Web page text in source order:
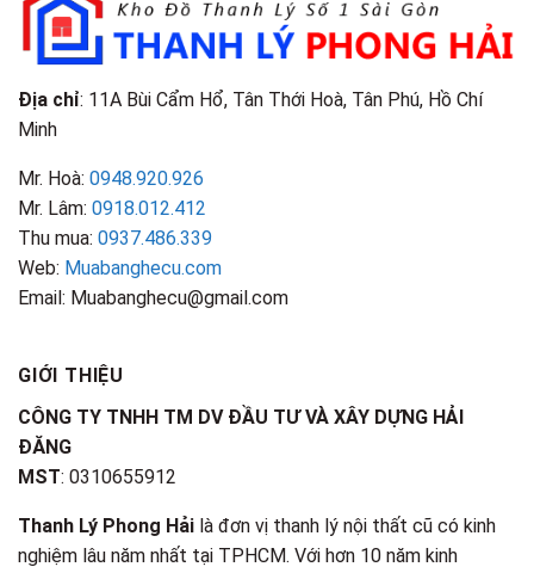
Điểm
Nhận
Biết
Địa chỉ: 11A Bùi Cẩm Hổ, Tân Thới Hoà, Tân Phú, Hồ Chí
Minh
Mr. Hoà: 0948.920.926
Mr. Lâm: 0918.012.412
Thu mua: 0937.486.339
Web: Muabanghecu.com
Email: Muabanghecu@gmail.com
GIỚI THIỆU
CÔNG TY TNHH TM DV ĐẦU TƯ VÀ XÂY DỰNG HẢI
ĐĂNG
MST: 0310655912
Thanh Lý Phong Hải là đơn vị thanh lý nội thất cũ có kinh
nghiệm lâu năm nhất tại TPHCM. Với hơn 10 năm kinh